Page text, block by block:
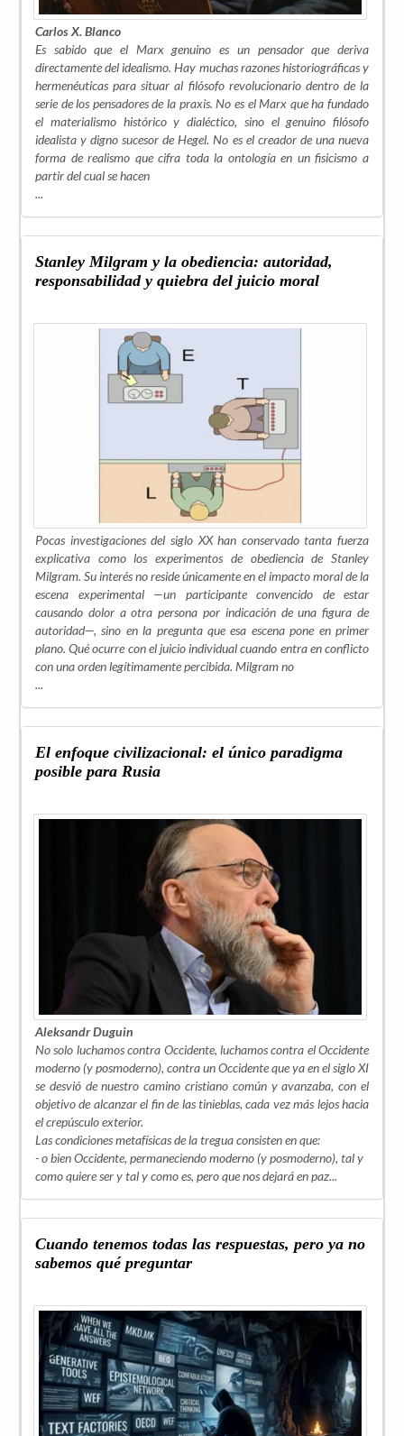
Carlos X. Blanco
Es sabido que el Marx genuino es un pensador que deriva
directamente del idealismo. Hay muchas razones historiográficas y
hermenéuticas para situar al filósofo revolucionario dentro de la
serie de los pensadores de la praxis. No es el Marx que ha fundado
el materialismo histórico y dialéctico, sino el genuino filósofo
idealista y digno sucesor de Hegel. No es el creador de una nueva
forma de realismo que cifra toda la ontología en un fisicismo a
partir del cual se hacen
...
Stanley Milgram y la obediencia: autoridad,
responsabilidad y quiebra del juicio moral
Pocas investigaciones del siglo XX han conservado tanta fuerza
explicativa como los experimentos de obediencia de Stanley
Milgram. Su interés no reside únicamente en el impacto moral de la
escena experimental —un participante convencido de estar
causando dolor a otra persona por indicación de una figura de
autoridad—, sino en la pregunta que esa escena pone en primer
plano. Qué ocurre con el juicio individual cuando entra en conflicto
con una orden legítimamente percibida. Milgram no
...
El enfoque civilizacional: el único paradigma
posible para Rusia
Aleksandr Duguin
No solo luchamos contra Occidente, luchamos contra el Occidente
moderno (y posmoderno), contra un Occidente que ya en el siglo XI
se desvió de nuestro camino cristiano común y avanzaba, con el
objetivo de alcanzar el fin de las tinieblas, cada vez más lejos hacia
el crepúsculo exterior.
Las condiciones metafísicas de la tregua consisten en que:
- o bien Occidente, permaneciendo moderno (y posmoderno), tal y
como quiere ser y tal y como es, pero que nos dejará en paz...
Cuando tenemos todas las respuestas, pero ya no
sabemos qué preguntar